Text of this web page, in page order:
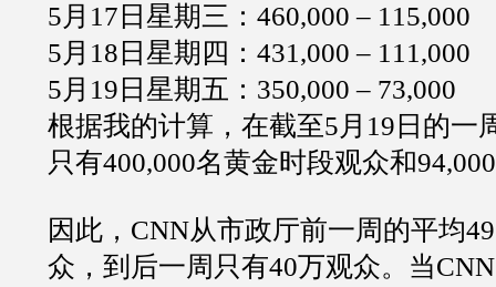
5 月 17 日星期三： 460,000 – 115,000
5 月 18 日星期四： 431,000 – 111,000
5 月 19 日星期五： 350,000 – 73,000
根据我的计算，在截至5 月 19 日的一
只有400,000名黄金时段观众和94,000
因此， CNN从市政厅前一周的平均
众，到后一周只有40万观众。当CNN